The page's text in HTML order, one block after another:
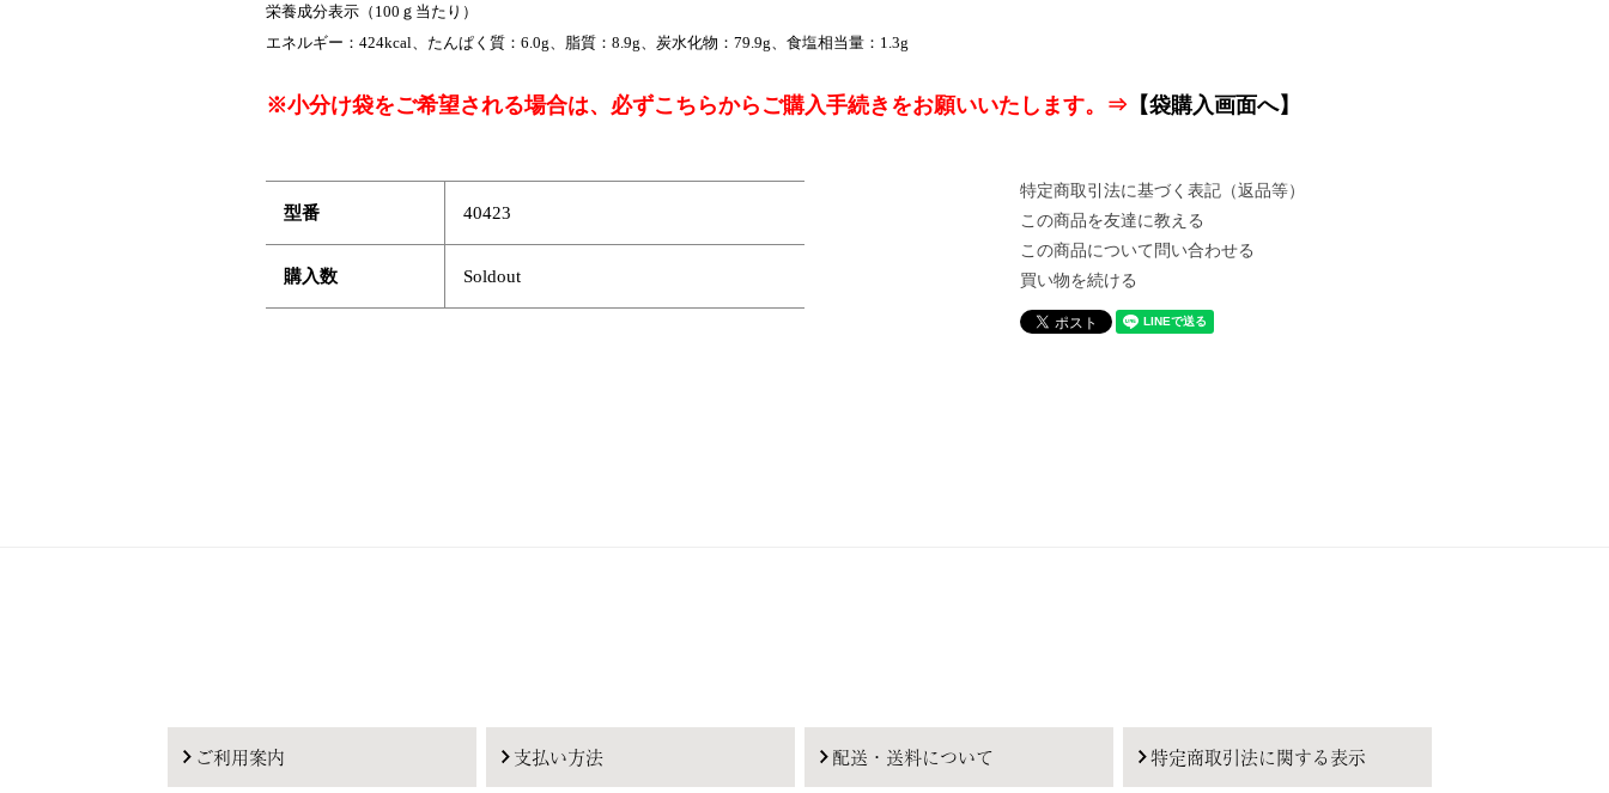
栄養成分表示（100ｇ当たり）
エネルギー：424kcal、たんぱく質：6.0g、脂質：8.9g、炭水化物：79.9g、食塩相当量：1.3g
※小分け袋をご希望される場合は、必ずこちらからご購入手続きをお願いいたします。⇒ 【袋購入画面へ】
型番 40423
購入数 Soldout
特定商取引法に基づく表記（返品等）
この商品を友達に教える
この商品について問い合わせる
買い物を続ける
ご利用案内 支払い方法 配送・送料について 特定商取引法に関する表示